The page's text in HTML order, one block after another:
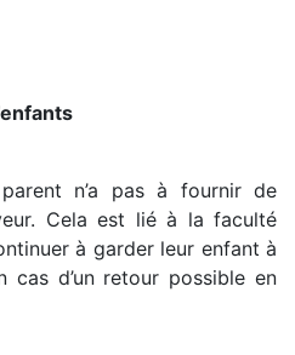
n’a pas à fournir de
Cela est lié à la faculté
à garder leur enfant à
cas d’un retour possible en